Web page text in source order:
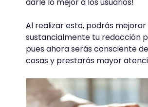
darle lo mejor a los usuarios!
Al realizar esto, podrás mejorar
sustancialmente tu redacción
pues ahora serás consciente
cosas y prestarás mayor